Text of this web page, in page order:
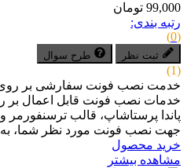
99,000 تومان
رتبه بندی:
(0)
ثبت نظر طرح سوال
(1)
خدمت نصب فونت سفارشی بر روی
خدمات نصب فونت قابل اعمال بر
پاندا پرستاشاپ، قالب ترسنفورمر
جهت نصب فونت مورد نظر شما، به
خرید محصول
مشاهده بیشتر